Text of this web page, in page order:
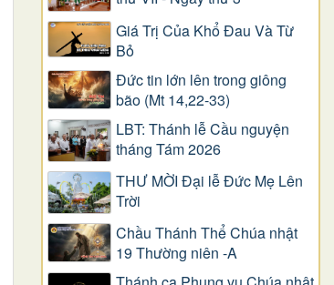
Giá Trị Của Khổ Ðau Và Từ
Bỏ
Đức tin lớn lên trong giông
bão (Mt 14,22-33)
LBT: Thánh lễ Cầu nguyện
tháng Tám 2026
THƯ MỜI Đại lễ Đức Mẹ Lên
Trời
Chầu Thánh Thể Chúa nhật
19 Thường niên -A